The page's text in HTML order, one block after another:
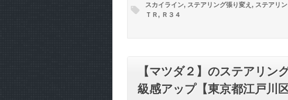
スカイライン, ステアリング張り変え , ステアリ
ＴＲ, Ｒ３４
【マツダ２】のステアリン
級感アップ【東京都江戸川